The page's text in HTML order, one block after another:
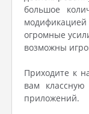
большое
огромные
возможны
Приходите к
вам
приложений.